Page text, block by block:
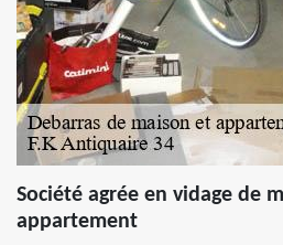
Société agrée en vidage de
appartement